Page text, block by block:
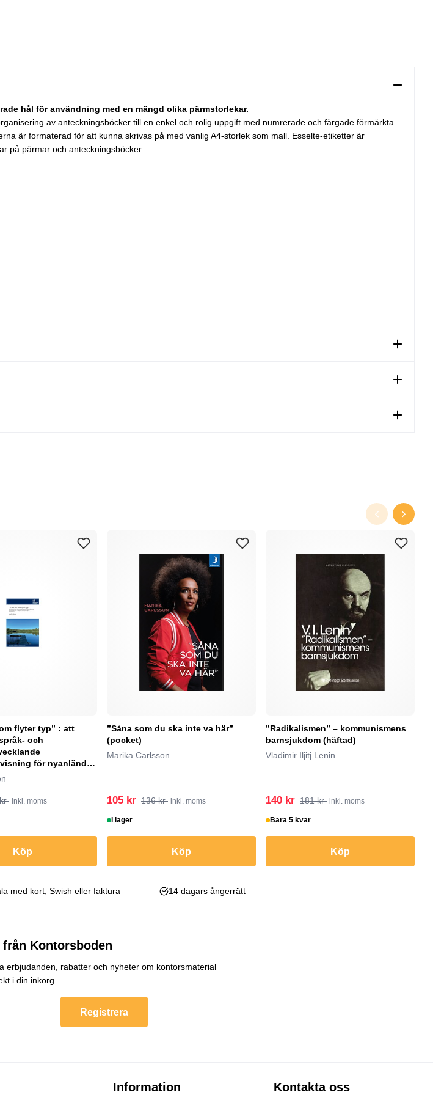
hål för användning med en mängd olika pärmstorlekar.
av anteckningsböcker till en enkel och rolig uppgift med numrerade och färgade förmärkta
är formaterad för att kunna skrivas på med vanlig A4-storlek som mall. Esselte-etiketter är
på pärmar och anteckningsböcker.
flyter typ” : att
och
för nyanlända
inkl. moms
Köp
”Såna som du ska inte va här”
(pocket)
Marika Carlsson
105 kr 136 kr inkl. moms
I lager
Köp
”Radikalismen” – kommunismens
barnsjukdom (häftad)
Vladimir Iljitj Lenin
140 kr 181 kr inkl. moms
Bara 5 kvar
Köp
med kort, Swish eller faktura 14 dagars ångerrätt
från Kontorsboden
erbjudanden, rabatter och nyheter om kontorsmaterial
i din inkorg.
Registrera
Information Kontakta oss